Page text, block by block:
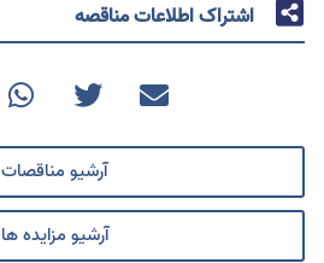
اشتراک اطلاعات مناقصه
آرشیو مناقصات
آرشیو مزایده ها